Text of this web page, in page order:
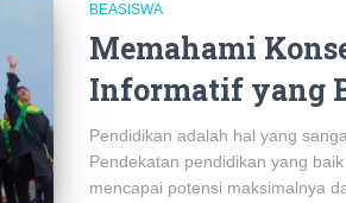
BEASISWA
Memahami
Informatif yang
Pendidikan adalah hal yang
Pendekatan pendidikan yang
mencapai potensi maksimalnya